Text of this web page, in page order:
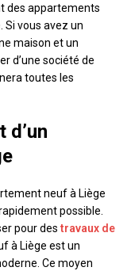
des appartements
Si vous avez un
maison et un
d’une société de
toutes les
d’un
neuf à Liège
possible.
pour des travaux de
à Liège est un
Ce moyen